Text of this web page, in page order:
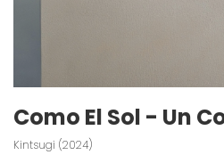
Como El Sol - Un
Kintsugi (2024)